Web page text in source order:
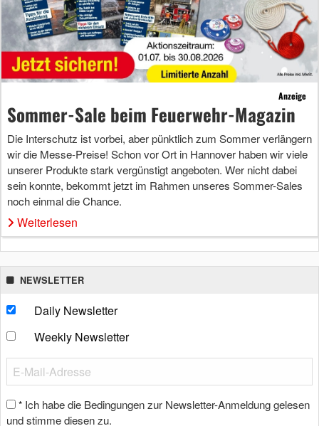
Anzeige
Sommer-Sale beim Feuerwehr-Magazin
Die Interschutz ist vorbei, aber pünktlich zum Sommer verlängern
wir die Messe-Preise! Schon vor Ort in Hannover haben wir viele
unserer Produkte stark vergünstigt angeboten. Wer nicht dabei
sein konnte, bekommt jetzt im Rahmen unseres Sommer-Sales
noch einmal die Chance.
Weiterlesen
NEWSLETTER
Daily Newsletter
Weekly Newsletter
* Ich habe die Bedingungen zur Newsletter-Anmeldung gelesen
und stimme diesen zu.